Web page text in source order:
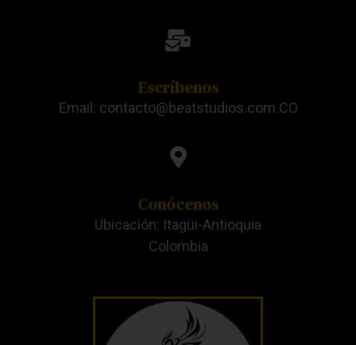
Escríbenos
Email: contacto@beatstudios.com.CO
Conócenos
Ubicación: Itagüi-Antioquia
Colombia